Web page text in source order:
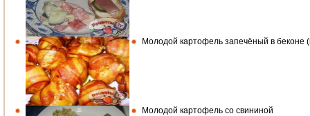
Молодой картофель запечёный в беконе
Молодой картофель со свининой